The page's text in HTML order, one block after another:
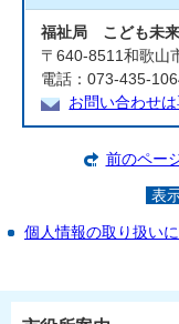
福祉局 こども未
〒640-8511和歌山
電話：073-435-
お問い合わせ
前のペー
表
個人情報の取り扱い